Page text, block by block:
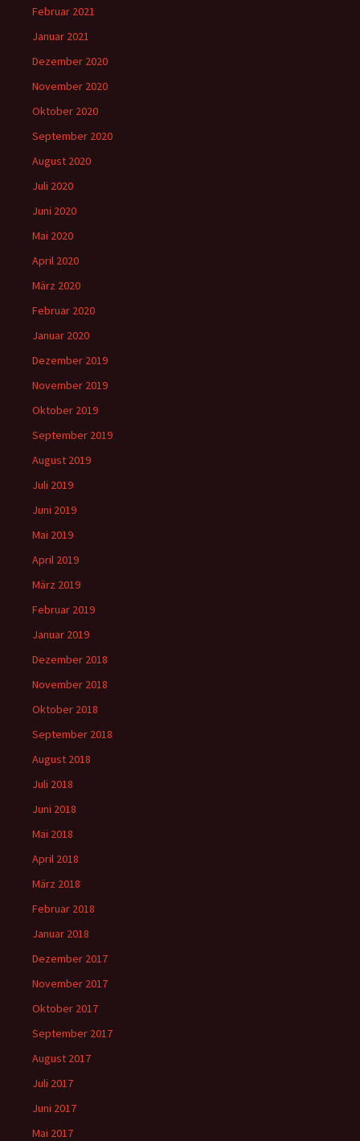
Februar 2021
Januar 2021
Dezember 2020
November 2020
Oktober 2020
September 2020
August 2020
Juli 2020
Juni 2020
Mai 2020
April 2020
März 2020
Februar 2020
Januar 2020
Dezember 2019
November 2019
Oktober 2019
September 2019
August 2019
Juli 2019
Juni 2019
Mai 2019
April 2019
März 2019
Februar 2019
Januar 2019
Dezember 2018
November 2018
Oktober 2018
September 2018
August 2018
Juli 2018
Juni 2018
Mai 2018
April 2018
März 2018
Februar 2018
Januar 2018
Dezember 2017
November 2017
Oktober 2017
September 2017
August 2017
Juli 2017
Juni 2017
Mai 2017